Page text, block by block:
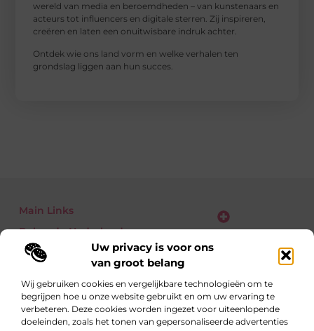
Uw privacy is voor ons
van groot belang
Wij gebruiken cookies en vergelijkbare technologieën om te
begrijpen hoe u onze website gebruikt en om uw ervaring te
verbeteren. Deze cookies worden ingezet voor uiteenlopende
doeleinden, zoals het tonen van gepersonaliseerde advertenties
wereld van media en beroemdheden – van kunstenaars en
acteurs tot influencers en digitale sterren. Zij inspireren,
creëren en laten een onuitwisbare indruk achter.
Ontdek wie ons land vorm en welke verhalen ten
grondslag liggen aan hun succes.
Main Links
Bekende Nederlanders
Eén richting: kennis delen
Blogs vol inzichten over alledaagse én verrassende
onderwerpen.